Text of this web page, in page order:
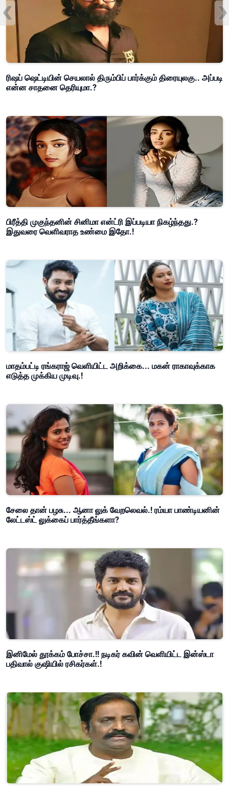
ரிஷப் ஷெட்டியின் செயலால் திரும்பிப் பார்க்கும் திரையுலகு.. அப்படி
என்ன சாதனை தெரியுமா.?
பிரீத்தி முகுந்தனின் சினிமா என்ட்ரி இப்படியா நிகழ்ந்தது.?
இதுவரை வெளிவராத உண்மை இதோ.!
மாதம்பட்டி ரங்கராஜ் வெளியிட்ட அறிக்கை... மகன் ராகாவுக்காக
எடுத்த முக்கிய முடிவு.!
சேலை தான் பழசு... ஆனா லுக் வேறலெவல்.! ரம்யா பாண்டியனின்
லேட்டஸ்ட் லுக்கைப் பார்த்தீங்களா?
இனிமேல் தூக்கம் போச்சா.!! நடிகர் கவின் வெளியிட்ட இன்ஸ்டா
பதிவால் குஷியில் ரசிகர்கள்.!